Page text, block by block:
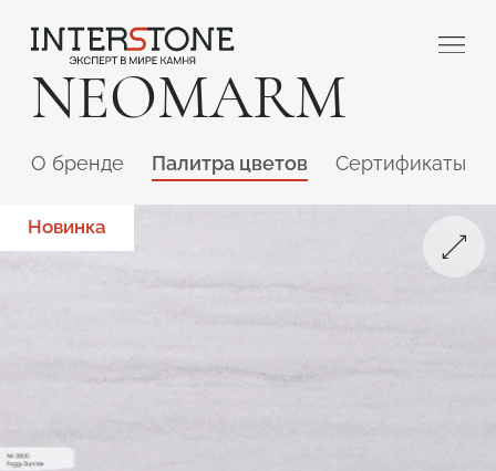
NEOMARM
O бренде Палитра цветов Сертификаты
Новинка
Обработчик Дизайнер